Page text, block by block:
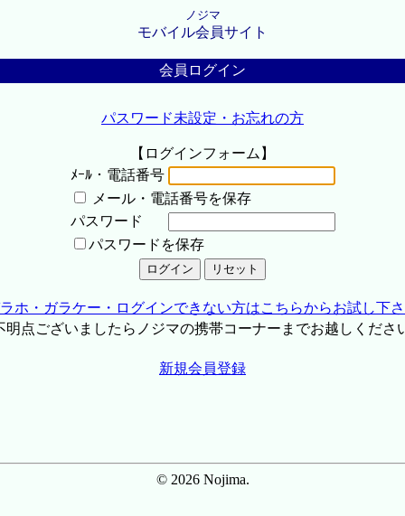
ノジマ
モバイル会員サイト
会員ログイン
パスワード未設定・お忘れの方
【ログインフォーム】
ﾒｰﾙ・電話番号
メール・電話番号を保存
パスワード
パスワードを保存
ホ・ガラケー・ログインできない方はこちらからお試し下
点ございましたらノジマの携帯コーナーまでお越しくださ
新規会員登録
© 2026 Nojima.